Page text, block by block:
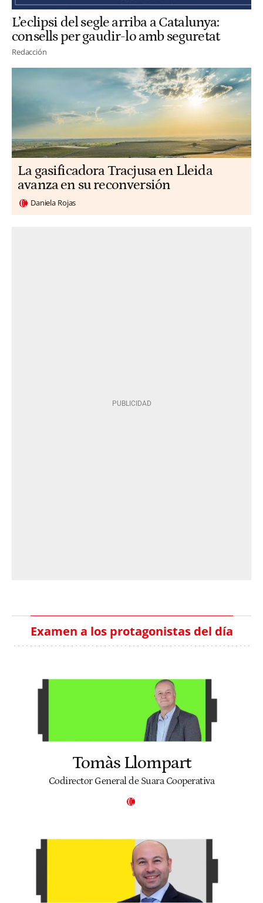
L’eclipsi del segle arriba a Catalunya:
consells per gaudir-lo amb seguretat
Redacción
La gasificadora Tracjusa en Lleida
avanza en su reconversión
Daniela Rojas
Examen a los protagonistas del día
Tomàs Llompart
Codirector General de Suara Cooperativa